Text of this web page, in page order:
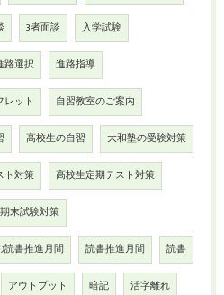
3者面談 入学試験
路選択 進路指導
レット 自習教室のご案内
高校生の自習 大和塾の受験対策
ト対策 高校生定期テスト対策
末試験対策
読書推進月間 読書推進月間 読書
アウトプット 暗記 活字離れ